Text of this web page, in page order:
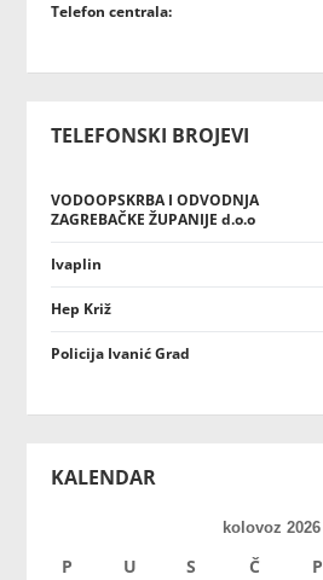
Telefon centrala:
TELEFONSKI BROJEVI
VODOOPSKRBA I ODVODNJA
ZAGREBAČKE ŽUPANIJE d.o.o
Ivaplin
Hep Križ
Policija Ivanić Grad
KALENDAR
kolovoz 2026
P U S Č P